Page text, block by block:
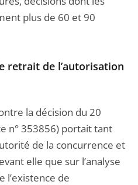
plus de 60 et 90
retrait de l’autorisation
la décision du 20
n° 353856) portait tant
de la concurrence et
elle que sur l’analyse
l’existence de